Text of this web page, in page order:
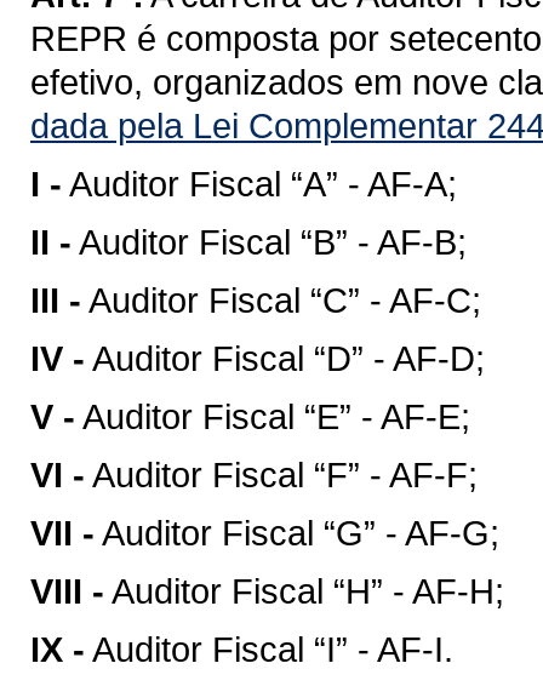
REPR é composta por
efetivo, organizados em nove
dada pela Lei Complementar
I - Auditor Fiscal “A” - AF-A;
II - Auditor Fiscal “B” - AF-B;
III - Auditor Fiscal “C” - AF-C;
IV - Auditor Fiscal “D” - AF-D;
V - Auditor Fiscal “E” - AF-E;
VI - Auditor Fiscal “F” - AF-F;
VII - Auditor Fiscal “G” - AF-G;
VIII - Auditor Fiscal “H” - AF-H;
IX - Auditor Fiscal “I” - AF-I.